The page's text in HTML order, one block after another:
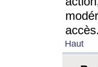
accès.
Haut